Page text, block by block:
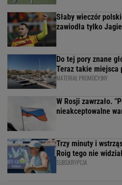
Słaby wieczór
zawiodła tylko
Do tej pory znane
Teraz takie miejsca
MATERIAŁ PROMOCYJNY
W Rosji zawrzało.
nieakceptowalne
Trzy minuty i
Roig tego nie widział
SUBSKRYPCJA